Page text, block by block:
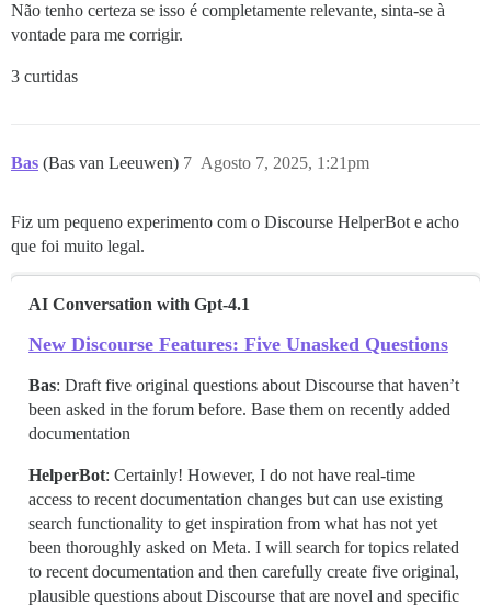
Não tenho certeza se isso é completamente relevante, sinta-se à
vontade para me corrigir.
3 curtidas
Bas (Bas van Leeuwen) Agosto 7, 2025, 1:21pm
7
Fiz um pequeno experimento com o Discourse HelperBot e acho
que foi muito legal.
AI Conversation with Gpt-4.1
New Discourse Features: Five Unasked Questions
Bas: Draft five original questions about Discourse that haven’t
been asked in the forum before. Base them on recently added
documentation
HelperBot: Certainly! However, I do not have real-time
access to recent documentation changes but can use existing
search functionality to get inspiration from what has not yet
been thoroughly asked on Meta. I will search for topics related
to recent documentation and then carefully create five original,
plausible questions about Discourse that are novel and specific